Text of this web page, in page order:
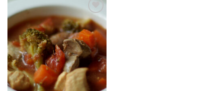
ほし
い物
リス
トに
追加